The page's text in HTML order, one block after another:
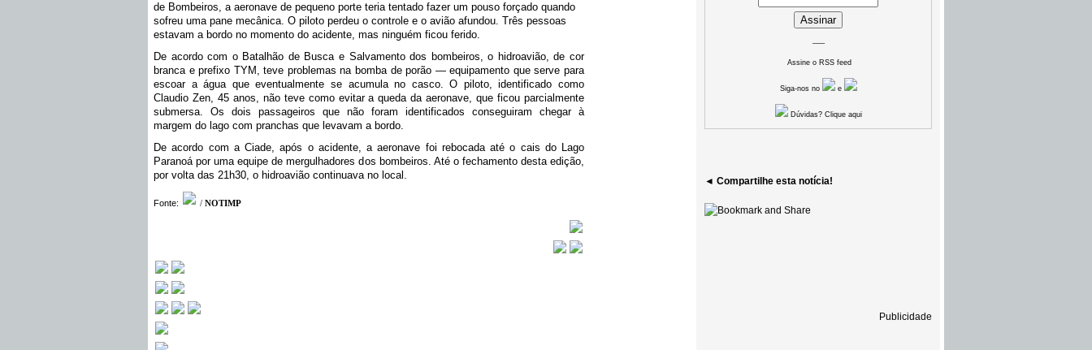
de Bombeiros, a aeronave de pequeno porte teria tentado fazer um pouso forçado quando
sofreu uma pane mecânica. O piloto perdeu o controle e o avião afundou. Três pessoas
estavam a bordo no momento do acidente, mas ninguém ficou ferido.
De acordo com o Batalhão de Busca e Salvamento dos bombeiros, o hidroavião, de cor
branca e prefixo TYM, teve problemas na bomba de porão — equipamento que serve para
escoar a água que eventualmente se acumula no casco. O piloto, identificado como
Claudio Zen, 45 anos, não teve como evitar a queda da aeronave, que ficou parcialmente
submersa. Os dois passageiros que não foram identificados conseguiram chegar à
margem do lago com pranchas que levavam a bordo.
De acordo com a Ciade, após o acidente, a aeronave foi rebocada até o cais do Lago
Paranoá por uma equipe de mergulhadores dos bombeiros. Até o fechamento desta edição,
por volta das 21h30, o hidroavião continuava no local.
Fonte: / NOTIMP
Assine o RSS feed
Siga-nos no e
Dúvidas? Clique aqui
◄ Compartilhe esta notícia!
Publicidade